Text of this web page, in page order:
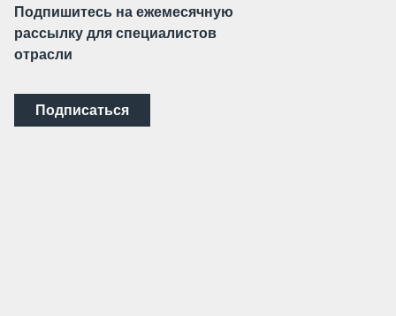
Подпишитесь на ежемесячную
рассылку для специалистов
отрасли
Подписаться